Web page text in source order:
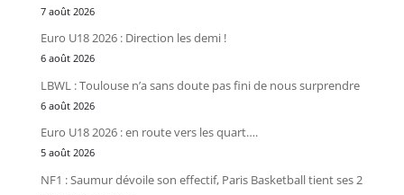
7 août 2026
Euro U18 2026 : Direction les demi !
6 août 2026
LBWL : Toulouse n’a sans doute pas fini de nous surprendre
6 août 2026
Euro U18 2026 : en route vers les quart….
5 août 2026
NF1 : Saumur dévoile son effectif, Paris Basketball tient ses 2